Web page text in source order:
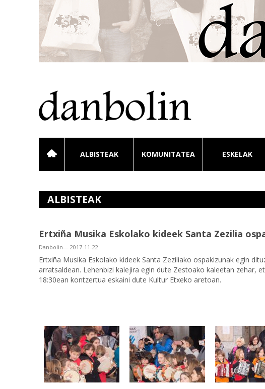
ALBISTEAK KOMUNITATEA ESKELAK
ALBISTEAK
Ertxiña Musika Eskolako kideek Santa Zezilia
Danbolin— 2017-11-22
Ertxiña Musika Eskolako kideek Santa Zeziliako ospakizunak egin
arratsaldean. Lehenbizi kalejira egin dute Zestoako kaleetan zehar,
18:30ean kontzertua eskaini dute Kultur Etxeko aretoan.